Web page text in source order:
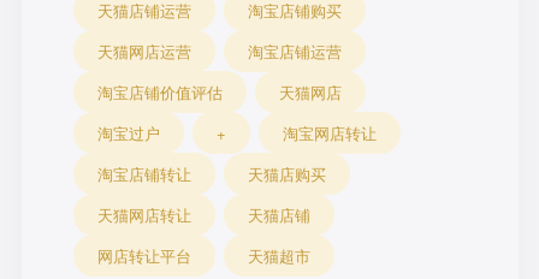
天猫店铺运营
淘宝店铺购买
天猫网店运营
淘宝店铺运营
淘宝店铺价值评估
天猫网店
淘宝过户
+
淘宝网店转让
淘宝店铺转让
天猫店购买
天猫网店转让
天猫店铺
网店转让平台
天猫超市